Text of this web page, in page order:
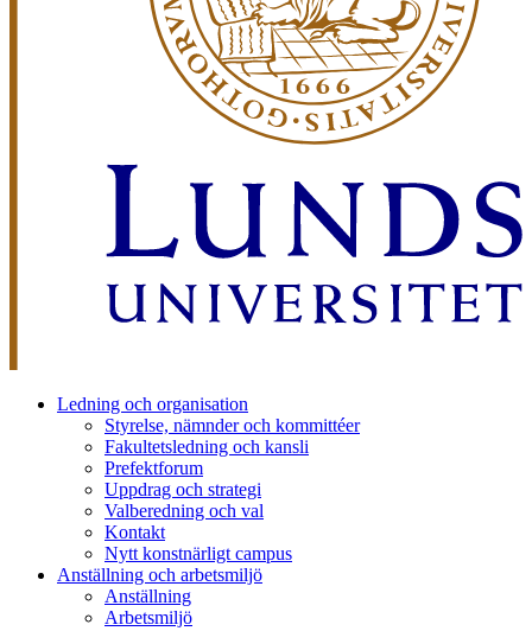
Ledning och organisation
Styrelse, nämnder och kommittéer
Fakultetsledning och kansli
Prefektforum
Uppdrag och strategi
Valberedning och val
Kontakt
Nytt konstnärligt campus
Anställning och arbetsmiljö
Anställning
Arbetsmiljö